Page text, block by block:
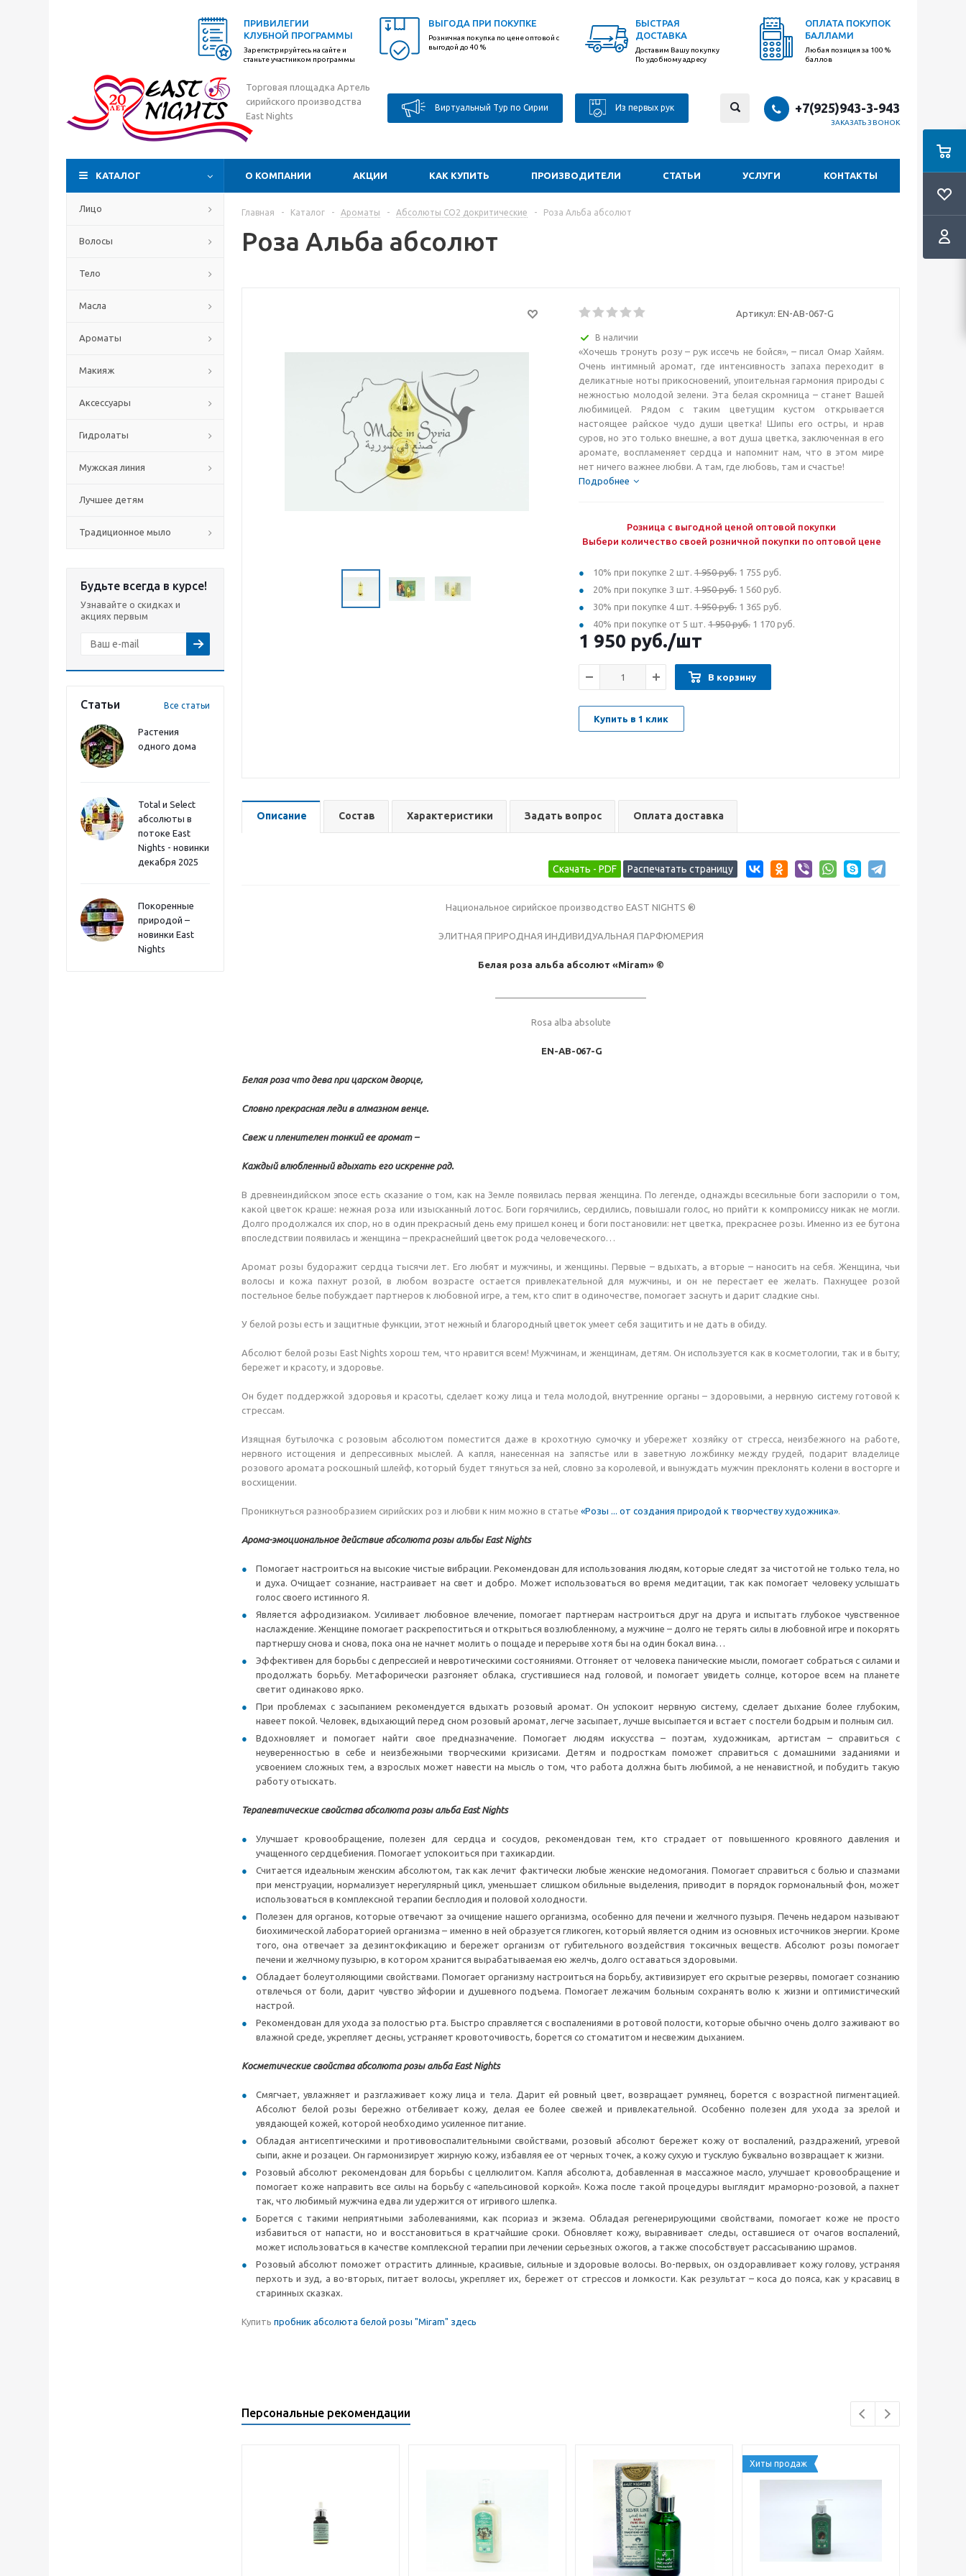
ПРИВИЛЕГИИ
КЛУБНОЙ ПРОГРАММЫ
Зарегистрируйтесь на сайте и
станьте участником программы
ВЫГОДА ПРИ ПОКУПКЕ
Розничная покупка по цене оптовой с
выгодой до 40 %
БЫСТРАЯ
ДОСТАВКА
Доставим Вашу покупку
По удобному адресу
ОПЛАТА ПОКУПОК
БАЛЛАМИ
Любая позиция за 100 %
баллов
Торговая площадка Артель
сирийского производства
East Nights
Виртуальный Тур по Сирии Из первых рук +7(925)943-3-943
ЗАКАЗАТЬ ЗВОНОК
КАТАЛОГ О КОМПАНИИ АКЦИИ КАК КУПИТЬ ПРОИЗВОДИТЕЛИ СТАТЬИ УСЛУГИ КОНТАКТЫ
Лицо
Волосы
Тело
Масла
Ароматы
Макияж
Аксессуары
Гидролаты
Мужская линия
Лучшее детям
Традиционное мыло
Будьте всегда в курсе!
Узнавайте о скидках и
акциях первым
Статьи Все статьи
Растения
одного дома
Total и Select
абсолюты в
потоке East
Nights - новинки
декабря 2025
Покоренные
природой –
новинки East
Nights
Главная - Каталог - Ароматы - Абсолюты CO2 докритические - Роза Альба абсолют
Роза Альба абсолют
Артикул: EN-AB-067-G
В наличии
«Хочешь тронуть розу – рук иссечь не бойся», – писал Омар Хайям.
Очень интимный аромат, где интенсивность запаха переходит в
деликатные ноты прикосновений, упоительная гармония природы с
нежностью молодой зелени. Эта белая скромница – станет Вашей
любимицей. Рядом с таким цветущим кустом открывается
настоящее райское чудо души цветка! Шипы его остры, и нрав
суров, но это только внешне, а вот душа цветка, заключенная в его
аромате, воспламеняет сердца и напомнит нам, что в этом мире
нет ничего важнее любви. А там, где любовь, там и счастье!
Подробнее
Розница с выгодной ценой оптовой покупки
Выбери количество своей розничной покупки по оптовой цене
10% при покупке 2 шт. 1 950 руб. 1 755 руб.
20% при покупке 3 шт. 1 950 руб. 1 560 руб.
30% при покупке 4 шт. 1 950 руб. 1 365 руб.
40% при покупке от 5 шт. 1 950 руб. 1 170 руб.
1 950 руб./шт
В корзину
Купить в 1 клик
Описание Состав Характеристики Задать вопрос Оплата доставка
Национальное сирийское производство EAST NIGHTS ®
ЭЛИТНАЯ ПРИРОДНАЯ ИНДИВИДУАЛЬНАЯ ПАРФЮМЕРИЯ
Белая роза альба абсолют «Miram» ©
Rosа alba absolute
EN-AB-067-G
Белая роза что дева при царском дворце,
Словно прекрасная леди в алмазном венце.
Свеж и пленителен тонкий ее аромат –
Каждый влюбленный вдыхать его искренне рад.
В древнеиндийском эпосе есть сказание о том, как на Земле появилась первая женщина. По легенде, однажды всесильные боги заспорили о том,
какой цветок краше: нежная роза или изысканный лотос. Боги горячились, сердились, повышали голос, но прийти к компромиссу никак не могли.
Долго продолжался их спор, но в один прекрасный день ему пришел конец и боги постановили: нет цветка, прекраснее розы. Именно из ее бутона
впоследствии появилась и женщина – прекраснейший цветок рода человеческого…
Аромат розы будоражит сердца тысячи лет. Его любят и мужчины, и женщины. Первые – вдыхать, а вторые – наносить на себя. Женщина, чьи
волосы и кожа пахнут розой, в любом возрасте остается привлекательной для мужчины, и он не перестает ее желать. Пахнущее розой
постельное белье побуждает партнеров к любовной игре, а тем, кто спит в одиночестве, помогает заснуть и дарит сладкие сны.
У белой розы есть и защитные функции, этот нежный и благородный цветок умеет себя защитить и не дать в обиду.
Абсолют белой розы East Nights хорош тем, что нравится всем! Мужчинам, и женщинам, детям. Он используется как в косметологии, так и в быту;
бережет и красоту, и здоровье.
Он будет поддержкой здоровья и красоты, сделает кожу лица и тела молодой, внутренние органы – здоровыми, а нервную систему готовой к
стрессам.
Изящная бутылочка с розовым абсолютом поместится даже в крохотную сумочку и убережет хозяйку от стресса, неизбежного на работе,
нервного истощения и депрессивных мыслей. А капля, нанесенная на запястье или в заветную ложбинку между грудей, подарит владелице
розового аромата роскошный шлейф, который будет тянуться за ней, словно за королевой, и вынуждать мужчин преклонять колени в восторге и
восхищении.
Проникнуться разнообразием сирийских роз и любви к ним можно в статье «Розы ... от создания природой к творчеству художника».
Арома-эмоциональное действие абсолюта розы альбы East Nights
Помогает настроиться на высокие чистые вибрации. Рекомендован для использования людям, которые следят за чистотой не только тела, но
и духа. Очищает сознание, настраивает на свет и добро. Может использоваться во время медитации, так как помогает человеку услышать
голос своего истинного Я.
Является афродизиаком. Усиливает любовное влечение, помогает партнерам настроиться друг на друга и испытать глубокое чувственное
наслаждение. Женщине помогает раскрепоститься и открыться возлюбленному, а мужчине – долго не терять силы в любовной игре и покорять
партнершу снова и снова, пока она не начнет молить о пощаде и перерыве хотя бы на один бокал вина…
Эффективен для борьбы с депрессией и невротическими состояниями. Отгоняет от человека панические мысли, помогает собраться с силами и
продолжать борьбу. Метафорически разгоняет облака, сгустившиеся над головой, и помогает увидеть солнце, которое всем на планете
светит одинаково ярко.
При проблемах с засыпанием рекомендуется вдыхать розовый аромат. Он успокоит нервную систему, сделает дыхание более глубоким,
навеет покой. Человек, вдыхающий перед сном розовый аромат, легче засыпает, лучше высыпается и встает с постели бодрым и полным сил.
Вдохновляет и помогает найти свое предназначение. Помогает людям искусства – поэтам, художникам, артистам – справиться с
неуверенностью в себе и неизбежными творческими кризисами. Детям и подросткам поможет справиться с домашними заданиями и
усвоением сложных тем, а взрослых может навести на мысль о том, что работа должна быть любимой, а не ненавистной, и побудить такую
работу отыскать.
Терапевтические свойства абсолюта розы альба East Nights
Улучшает кровообращение, полезен для сердца и сосудов, рекомендован тем, кто страдает от повышенного кровяного давления и
учащенного сердцебиения. Помогает успокоиться при тахикардии.
Считается идеальным женским абсолютом, так как лечит фактически любые женские недомогания. Помогает справиться с болью и спазмами
при менструации, нормализует нерегулярный цикл, уменьшает слишком обильные выделения, приводит в порядок гормональный фон, может
использоваться в комплексной терапии бесплодия и половой холодности.
Полезен для органов, которые отвечают за очищение нашего организма, особенно для печени и желчного пузыря. Печень недаром называют
биохимической лабораторией организма – именно в ней образуется гликоген, который является одним из основных источников энергии. Кроме
того, она отвечает за дезинтокфикацию и бережет организм от губительного воздействия токсичных веществ. Абсолют розы помогает
печени и желчному пузырю, в котором хранится вырабатываемая ею желчь, долго оставаться здоровыми.
Обладает болеутоляющими свойствами. Помогает организму настроиться на борьбу, активизирует его скрытые резервы, помогает сознанию
отвлечься от боли, дарит чувство эйфории и душевного подъема. Помогает лежачим больным сохранять волю к жизни и оптимистический
настрой.
Рекомендован для ухода за полостью рта. Быстро справляется с воспалениями в ротовой полости, которые обычно очень долго заживают во
влажной среде, укрепляет десны, устраняет кровоточивость, борется со стоматитом и несвежим дыханием.
Косметические свойства абсолюта розы альба East Nights
Смягчает, увлажняет и разглаживает кожу лица и тела. Дарит ей ровный цвет, возвращает румянец, борется с возрастной пигментацией.
Абсолют белой розы бережно отбеливает кожу, делая ее более свежей и привлекательной. Особенно полезен для ухода за зрелой и
увядающей кожей, которой необходимо усиленное питание.
Обладая антисептическими и противовоспалительными свойствами, розовый абсолют бережет кожу от воспалений, раздражений, угревой
сыпи, акне и розацеи. Он гармонизирует жирную кожу, избавляя ее от черных точек, а кожу сухую и тусклую буквально возвращает к жизни.
Розовый абсолют рекомендован для борьбы с целлюлитом. Капля абсолюта, добавленная в массажное масло, улучшает кровообращение и
помогает коже направить все силы на борьбу с «апельсиновой коркой». Кожа после такой процедуры выглядит мраморно-розовой, а пахнет
так, что любимый мужчина едва ли удержится от игривого шлепка.
Борется с такими неприятными заболеваниями, как псориаз и экзема. Обладая регенерирующими свойствами, помогает коже не просто
избавиться от напасти, но и восстановиться в кратчайшие сроки. Обновляет кожу, выравнивает следы, оставшиеся от очагов воспалений,
может использоваться в качестве комплексной терапии при лечении серьезных ожогов, а также способствует рассасыванию шрамов.
Розовый абсолют поможет отрастить длинные, красивые, сильные и здоровые волосы. Во-первых, он оздоравливает кожу голову, устраняя
перхоть и зуд, а во-вторых, питает волосы, укрепляет их, бережет от стрессов и ломкости. Как результат – коса до пояса, как у красавиц в
старинных сказках.
Купить пробник абсолюта белой розы "Miram" здесь
Персональные рекомендации
Хиты продаж